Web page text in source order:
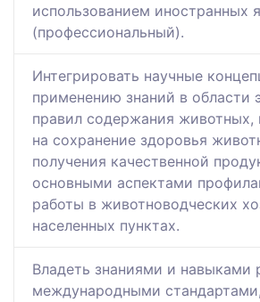
использованием иностранных
(профессиональный).
Интегрировать научные
применению знаний в области
правил содержания животных,
на сохранение здоровья
получения качественной
основными аспектами
работы в животноводческих
населенных пунктах.
Владеть знаниями и навыками
международными